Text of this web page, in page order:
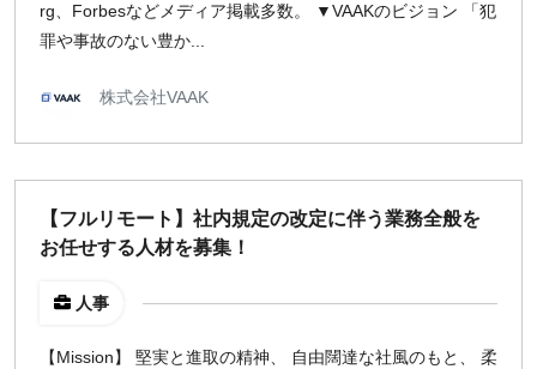
rg、Forbesなどメディア掲載多数。 ▼VAAKのビジョン 「犯
罪や事故のない豊か...
株式会社VAAK
【フルリモート】社内規定の改定に伴う業務全般を
お任せする人材を募集！
人事
【Mission】 堅実と進取の精神、 自由闊達な社風のもと、 柔